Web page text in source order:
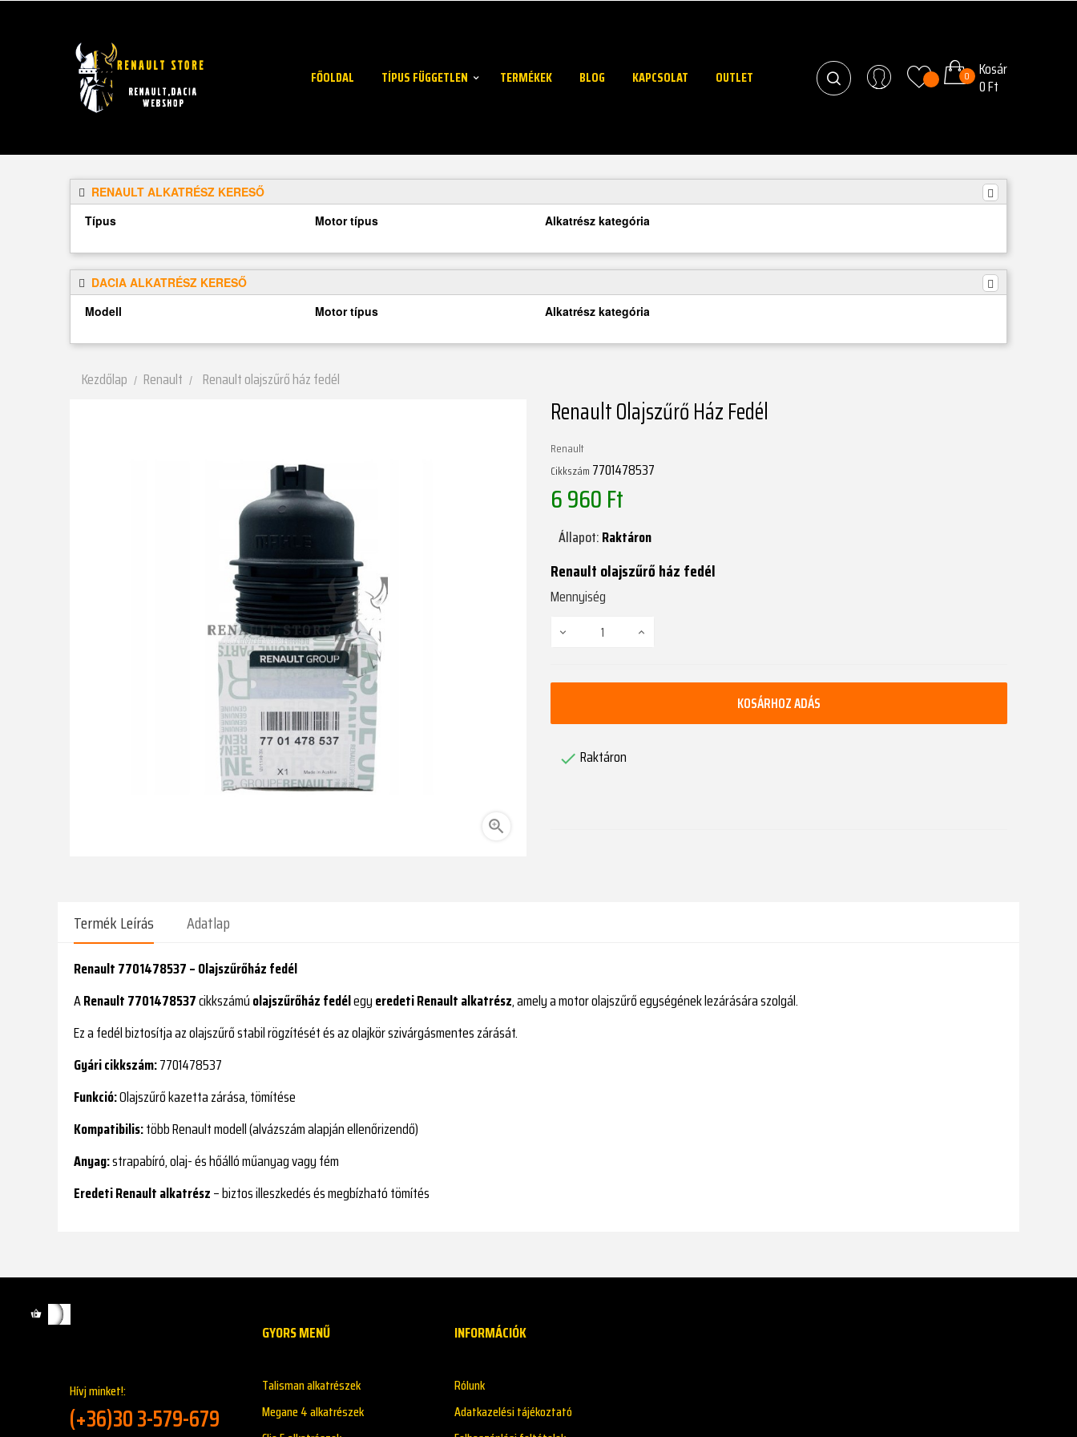
FŐOLDAL TÍPUS FÜGGETLEN TERMÉKEK BLOG KAPCSOLAT OUTLET 0 Kosár
0 Ft
RENAULT ALKATRÉSZ KERESŐ
Típus
Motor típus Alkatrész kategória
DACIA ALKATRÉSZ KERESŐ
Modell
Motor típus Alkatrész kategória
Kezdőlap Renault Renault olajszűrő ház fedél

Renault Olajszűrő Ház Fedél
Renault
Cikkszám 7701478537
6 960 Ft
Állapot:Raktáron
Renault olajszűrő ház fedél
Mennyiség
KOSÁRHOZ ADÁS
 Raktáron
Termék Leírás Adatlap
Renault 7701478537 – Olajszűrőház fedél
ARenault 7701478537cikkszámúolajszűrőház fedélegyeredeti Renault alkatrész, amely a motor olajszűrő egységének lezárására szolgál.
Ez a fedél biztosítja az olajszűrő stabil rögzítését és az olajkör szivárgásmentes zárását.
Gyári cikkszám:7701478537
Funkció:Olajszűrő kazetta zárása, tömítése
Kompatibilis:több Renault modell (alvázszám alapján ellenőrizendő)
Anyag:strapabíró, olaj- és hőálló műanyag vagy fém
Eredeti Renault alkatrész– biztos illeszkedés és megbízható tömítés
Hívj minket!:
(+36)30 3-579-679
GYORS MENŰ
Talisman alkatrészek
Megane 4 alkatrészek
INFORMÁCIÓK
Rólunk
Adatkazelési tájékoztató